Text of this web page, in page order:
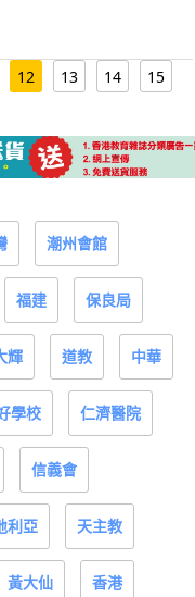
12 13 14
15
潮州會館
福建 保良局
輝 道教 中華
學校 仁濟醫院
信義會
利亞 天主教
黃大仙 香港